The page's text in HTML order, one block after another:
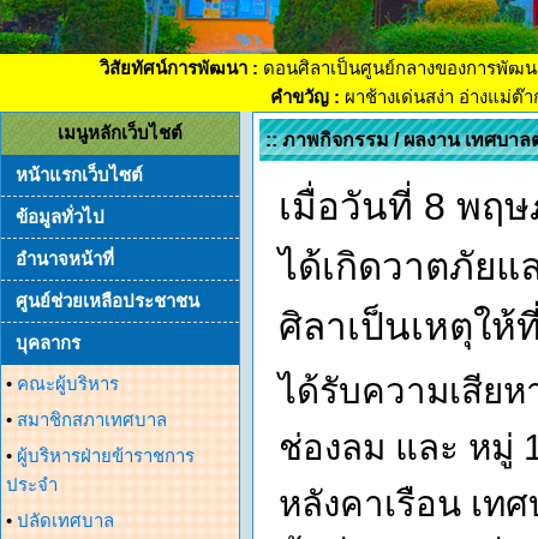
วิสัยทัศน์การพัฒนา : ดอนศิลาเป็นศูนย์กลางของการพัฒ
คำขวัญ : ผาช้างเด่นสง่า อ่างแม่ต๊
เมนูหลักเว็บไชต์
หน้าแรกเว็บไซต์
ข้อมูลทั่วไป
อำนาจหน้าที่
ศูนย์ช่วยเหลือประชาชน
บุคลากร
• คณะผู้บริหาร
• สมาชิกสภาเทศบาล
• ผู้บริหารฝ่ายข้าราชการ
ประจำ
• ปลัดเทศบาล
:: ภาพกิจกรรม / ผลงาน เทศบา
เมื่อวันที่ 8 พฤ
ได้เกิดวาตภัย
ศิลาเป็นเหตุใ
ได้รับความเสีย
ช่องลม และ หมู่
หลังคาเรือน เท